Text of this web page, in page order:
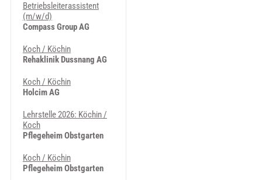
Betriebsleiterassistent
(m/w/d)
Compass Group AG
Koch / Köchin
Rehaklinik Dussnang AG
Koch / Köchin
Holcim AG
Lehrstelle 2026: Köchin /
Koch
Pflegeheim Obstgarten
Koch / Köchin
Pflegeheim Obstgarten